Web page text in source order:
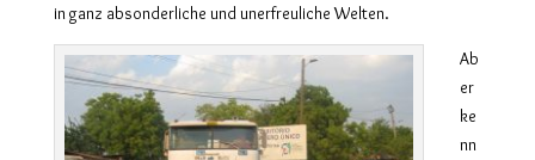
in ganz absonderliche und unerfreuliche Welten.
Ab
er
ke
nn